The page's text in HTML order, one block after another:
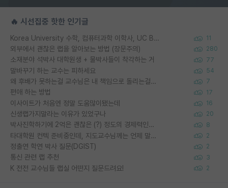
🔥 시선집중 핫한 인기글
Korea University 수학, 컴퓨터과학 이학사, UC Berkeley 산업공학 대학원 공학박사가 되는 것은 쉽지 않겠죠? 11
외부에서 괜찮은 랩을 알아보는 방법 (장문주의) 280
소재분야 석박사 대학원생 + 물박사들이 착각하는 거 77
말바꾸기 하는 교수는 피하세요 54
왜 후배가 못하는걸 교수님은 내 책임으로 돌리는걸까요? 7
편애 하는 방법 17
이사이트가 처음엔 정말 도움많이됐는데 16
신생랩가지말라는 이유가 있었구나 20
박사진학하기에 2억은 괜찮은 (?) 정도의 경제력인가요 8
타대학원 컨텍 준비중인데, 지도교수님께는 언제 말씀드려야 할까요? 2
정출연 학연 박사 질문(DGIST) 2
통신 관련 랩 추천 3
K 전전 교수님들 랩실 어떤지 질문드려요! 2